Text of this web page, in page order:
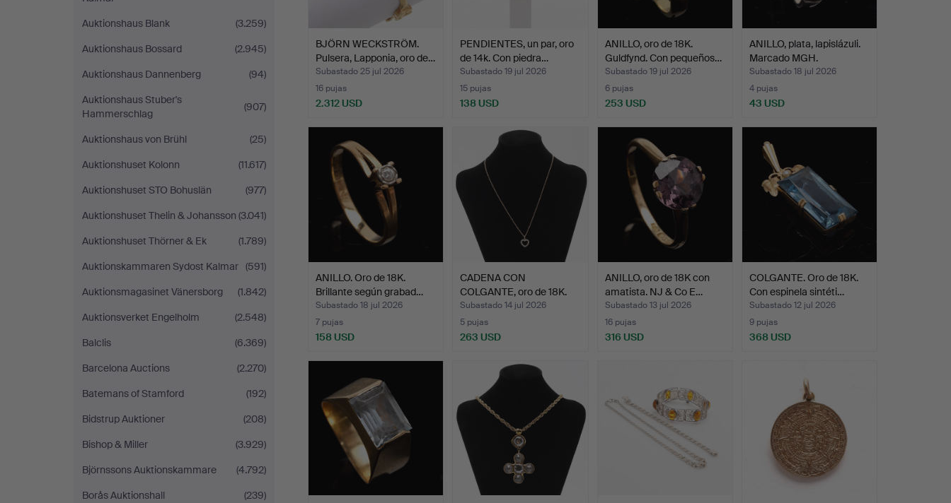
Auktionshaus Blank
(3.259)
Auktionshaus Bossard
(2.945)
Auktionshaus Dannenberg
(94)
Auktionshaus Stuber's
Hammerschlag
(907)
Auktionshaus von Brühl
(25)
Auktionshuset Kolonn
(11.617)
Auktionshuset STO Bohuslän
(977)
Auktionshuset Thelin & Johansson (3.041)
Auktionshuset Thörner & Ek
(1.789)
Auktionskammaren Sydost Kalmar (591)
Auktionsmagasinet Vänersborg
(1.842)
Auktionsverket Engelholm
(2.548)
Balclis
(6.369)
Barcelona Auctions
(2.270)
Batemans of Stamford
(192)
Bidstrup Auktioner
(208)
Bishop & Miller
(3.929)
Björnssons Auktionskammare
(4.792)
Borås Auktionshall
(239)
BJÖRN WECKSTRÖM.
Pulsera, Lapponia, oro de…
Subastado 25 jul 2026
16 pujas
2.312 USD
PENDIENTES, un par, oro
de 14k. Con piedra…
Subastado 19 jul 2026
15 pujas
138 USD
ANILLO, oro de 18K.
Guldfynd. Con pequeños…
Subastado 19 jul 2026
6 pujas
253 USD
ANILLO, plata, lapislázuli.
Marcado MGH.
Subastado 18 jul 2026
4 pujas
43 USD
ANILLO. Oro de 18K.
Brillante según grabad…
Subastado 18 jul 2026
7 pujas
158 USD
CADENA CON
COLGANTE, oro de 18K.
Peso apro…
Subastado 14 jul 2026
5 pujas
263 USD
ANILLO, oro de 18K con
amatista. NJ & Co E…
Subastado 13 jul 2026
16 pujas
316 USD
COLGANTE. Oro de 18K.
Con espinela sintéti…
Subastado 12 jul 2026
9 pujas
368 USD